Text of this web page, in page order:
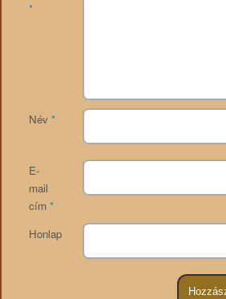
*
Név *
E-
mail
cím *
Honlap